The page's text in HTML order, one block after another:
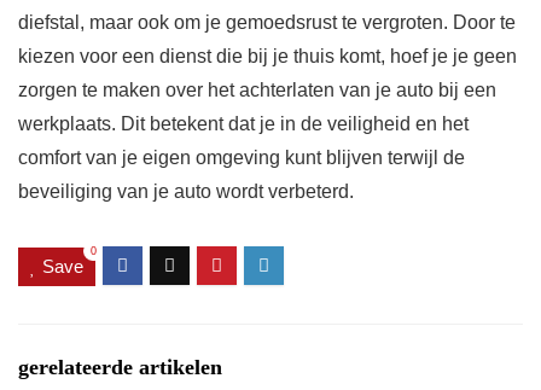
diefstal, maar ook om je gemoedsrust te vergroten. Door te
kiezen voor een dienst die bij je thuis komt, hoef je je geen
zorgen te maken over het achterlaten van je auto bij een
werkplaats. Dit betekent dat je in de veiligheid en het
comfort van je eigen omgeving kunt blijven terwijl de
beveiliging van je auto wordt verbeterd.
Save
0
gerelateerde artikelen